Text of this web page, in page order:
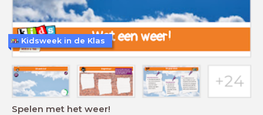
Spelen met het weer!
Kidsweek in de Klas